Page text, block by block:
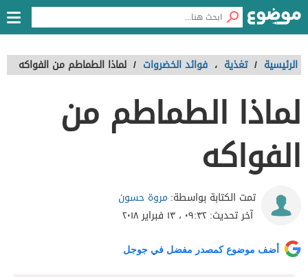
الرئيسية / تغذية ، فوائد الخضروات / لماذا الطماطم من الفواكه
لماذا الطماطم من
الفواكه
تمت الكتابة بواسطة: مروة حسون
آخر تحديث:٠٩:٣٢ ، ١٣ فبراير ٢٠١٨
أضف موضوع كمصدر مفضل في جوجل